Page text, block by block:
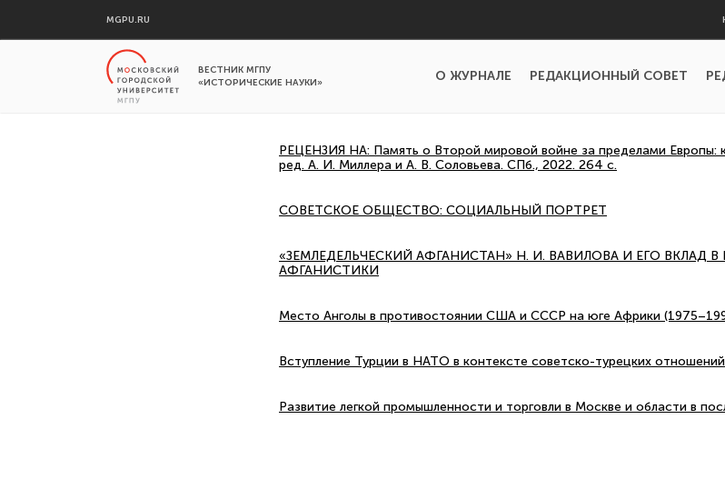
MGPU.RU
ВЕСТНИК МГПУ
«ИСТОРИЧЕСКИЕ НАУКИ»
О ЖУРНАЛЕ РЕДАКЦИОННЫЙ СОВЕТ
РЕЦЕНЗИЯ НА: Память о Второй мировой войне за пределами Европы:
ред. А. И. Миллера и А. В. Соловьева. СПб., 2022. 264 с.
СОВЕТСКОЕ ОБЩЕСТВО: СОЦИАЛЬНЫЙ ПОРТРЕТ
«ЗЕМЛЕДЕЛЬЧЕСКИЙ АФГАНИСТАН» Н. И. ВАВИЛОВА И ЕГО ВКЛАД
АФГАНИСТИКИ
Место Анголы в противостоянии США и СССР на юге Африки
Вступление Турции в НАТО в контексте советско-турецких отношений
Развитие легкой промышленности и торговли в Москве и области в